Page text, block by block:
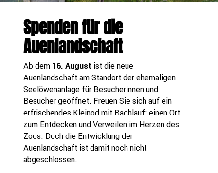
Spenden für die
Auenlandschaft
Ab dem 16. August ist die neue
Auenlandschaft am Standort der ehemaligen
Seelöwenanlage für Besucherinnen und
Besucher geöffnet. Freuen Sie sich auf ein
erfrischendes Kleinod mit Bachlauf: einen Ort
zum Entdecken und Verweilen im Herzen des
Zoos. Doch die Entwicklung der
Auenlandschaft ist damit noch nicht
abgeschlossen.